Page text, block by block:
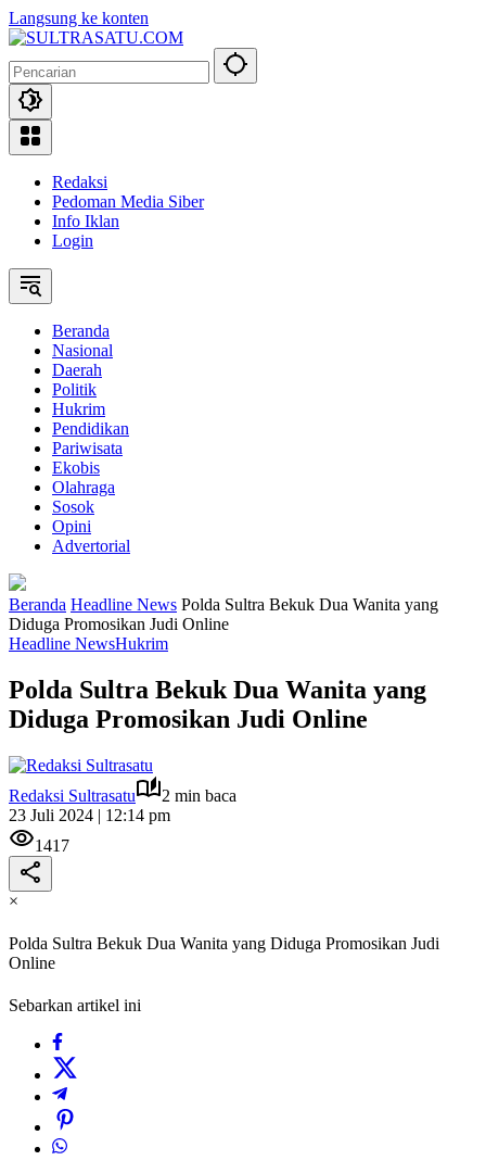
Langsung ke konten
Redaksi
Pedoman Media Siber
Info Iklan
Login
Beranda
Nasional
Daerah
Politik
Hukrim
Pendidikan
Pariwisata
Ekobis
Olahraga
Sosok
Opini
Advertorial
Beranda Headline News Polda Sultra Bekuk Dua Wanita yang
Diduga Promosikan Judi Online
Headline NewsHukrim
Polda Sultra Bekuk Dua Wanita yang
Diduga Promosikan Judi Online
Redaksi Sultrasatu
2 min baca
23 Juli 2024 | 12:14 pm
1417
×
Polda Sultra Bekuk Dua Wanita yang Diduga Promosikan Judi
Online
Sebarkan artikel ini